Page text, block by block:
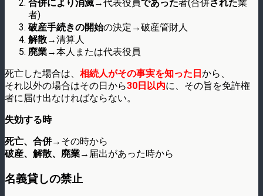
合併により消滅→代表役員であった者(合併された業
者)
破産手続きの開始の決定→破産管財人
解散→清算人
廃業→本人または代表役員
死亡した場合は、 相続人がその事実を知った日 から、
それ以外の場合はその日から30日以内に、その旨を免許権
者に届け出なければならない。
失効する時
死亡、合併→その時から
破産、解散、廃業→届出があった時から
名義貸しの禁止